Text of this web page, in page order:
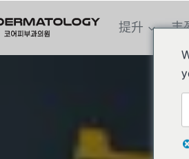
提升 丰